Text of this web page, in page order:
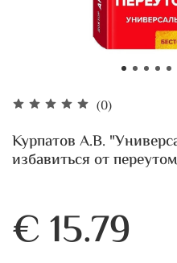
(0)
Курпатов А.В.
избавиться от
€ 15.79